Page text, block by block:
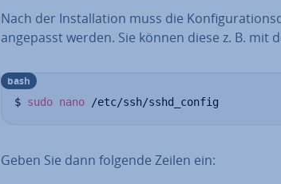
Nach der In­stal­la­ti­on muss die
angepasst werden. Sie können diese z. B. mit
$ sudo nano /etc/ssh/sshd_config
bash
Geben Sie dann folgende Zeilen ein: